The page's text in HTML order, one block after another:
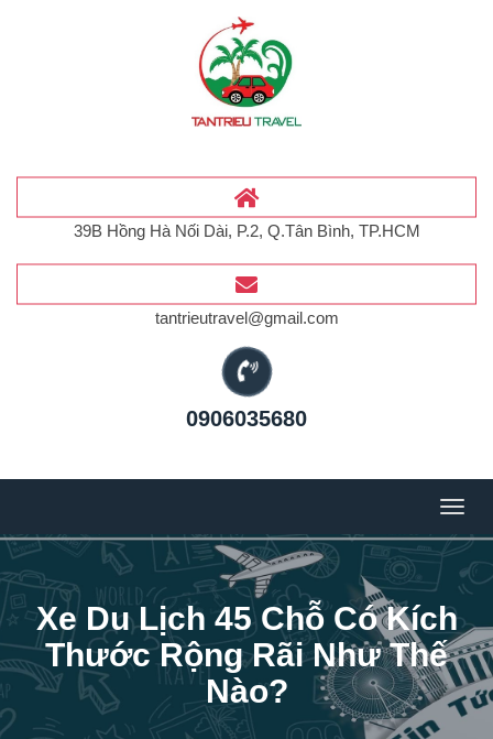
39B Hồng Hà Nối Dài, P.2, Q.Tân Bình, TP.HCM
tantrieutravel@gmail.com
0906035680
Menu
Xe Du Lịch 45 Chỗ Có Kích
Thước Rộng Rãi Như Thế
Nào?